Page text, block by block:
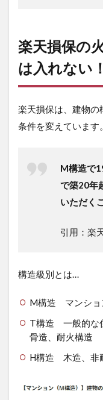
楽天損保の
は入れない
楽天損保は、建物の
条件を変えています。
M構造で
で築20年
いただく
引用：楽
構造級別とは…
M構造 マンショ
T構造 一般的な
骨造、耐火構造
H構造 木造、非